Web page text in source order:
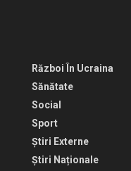
Război În Ucraina
Sănătate
Social
Sport
Știri Externe
Știri Naționale